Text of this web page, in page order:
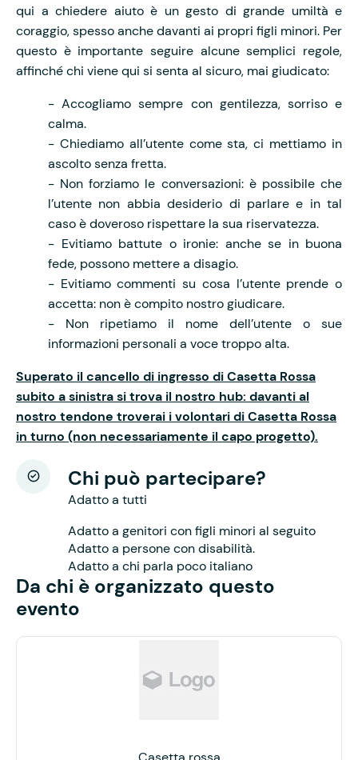
qui a chiedere aiuto è un gesto di grande umiltà e
coraggio, spesso anche davanti ai propri figli minori. Per
questo è importante seguire alcune semplici regole,
affinché chi viene qui si senta al sicuro, mai giudicato:
- Accogliamo sempre con gentilezza, sorriso e
calma.
- Chiediamo all’utente come sta, ci mettiamo in
ascolto senza fretta.
- Non forziamo le conversazioni: è possibile che
l’utente non abbia desiderio di parlare e in tal
caso è doveroso rispettare la sua riservatezza.
- Evitiamo battute o ironie: anche se in buona
fede, possono mettere a disagio.
- Evitiamo commenti su cosa l’utente prende o
accetta: non è compito nostro giudicare.
- Non ripetiamo il nome dell’utente o sue
informazioni personali a voce troppo alta.
Superato il cancello di ingresso di Casetta Rossa
subito a sinistra si trova il nostro hub: davanti al
nostro tendone troverai i volontari di Casetta Rossa
in turno (non necessariamente il capo progetto).
Chi può partecipare?
Adatto a tutti
Adatto a genitori con figli minori al seguito
Adatto a persone con disabilità.
Adatto a chi parla poco italiano
Da chi è organizzato questo
evento